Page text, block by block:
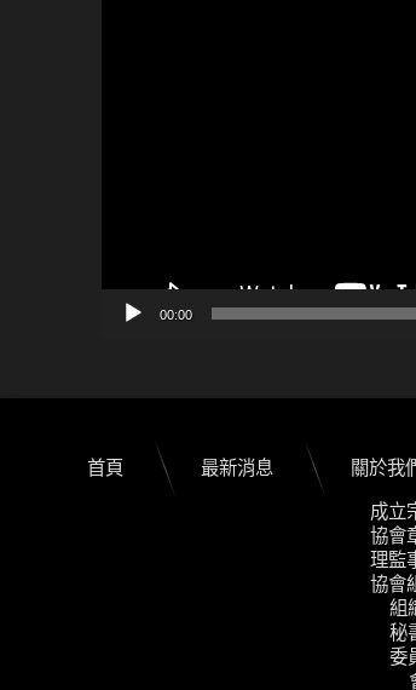
00:00
首頁 最新消息
關於我
成立
協會
理監
協會
組
秘
委